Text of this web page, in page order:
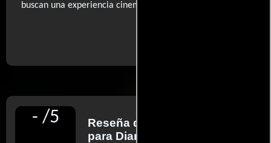
buscan una experiencia cinematográfica sin pretensiones.
- /5 Reseña de
para Diario El País